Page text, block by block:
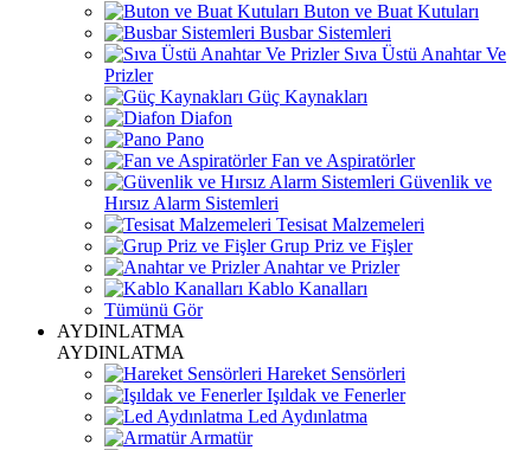
Buton ve Buat Kutuları
Busbar Sistemleri
Sıva Üstü Anahtar Ve
Prizler
Güç Kaynakları
Diafon
Pano
Fan ve Aspiratörler
Güvenlik ve
Hırsız Alarm Sistemleri
Tesisat Malzemeleri
Grup Priz ve Fişler
Anahtar ve Prizler
Kablo Kanalları
Tümünü Gör
AYDINLATMA
AYDINLATMA
Hareket Sensörleri
Işıldak ve Fenerler
Led Aydınlatma
Armatür